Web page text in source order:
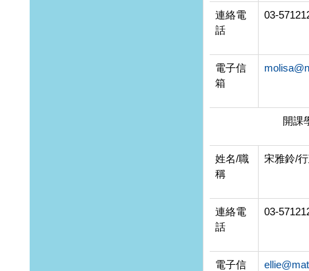
連絡電
話
03-
電子信
箱
開課
姓名/職
稱
宋雅鈴/
連絡電
話
03-
電子信